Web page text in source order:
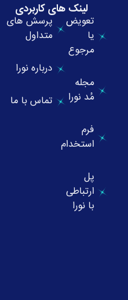
لینک های کاربردی
تعویض
یا
مرجوع
مجله
مُد نورا
فرم
استخدام
پل
ارتباطی
با نورا
پرسش های
متداول
درباره نورا
تماس با ما